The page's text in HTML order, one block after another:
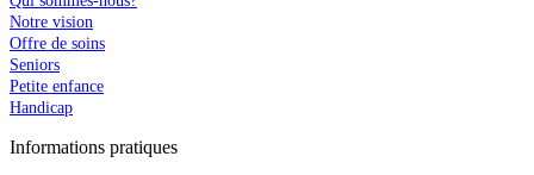
Notre vision
Offre de soins
Seniors
Petite enfance
Handicap
Informations pratiques